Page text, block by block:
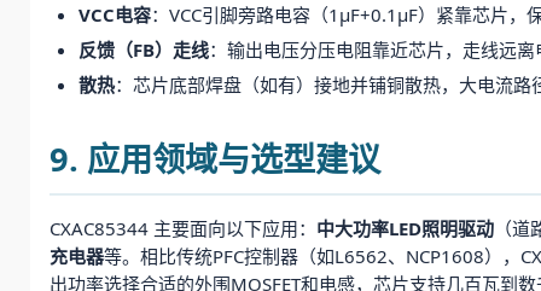
VCC电容：VCC引脚旁路电容（1μF+0.1μF）紧靠芯片，
反馈（FB）走线：输出电压分压电阻靠近芯片，走线远
散热：芯片底部焊盘（如有）接地并铺铜散热，大电流路
9. 应用领域与选型建议
CXAC85344 主要面向以下应用： 中大功率LED照明驱动 （
充电器等。相比传统PFC控制器（如L6562、NCP1608），
出功率选择合适的外围MOSFET和电感，芯片支持几百瓦到